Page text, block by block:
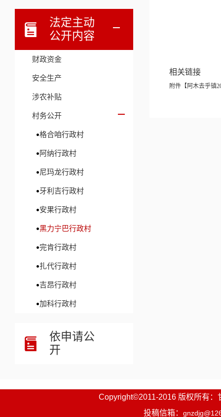
法定主动
公开内容
财政资金
安全生产
涉农补贴
村务公开
格合咱行政村
阿纳行政村
尼玛龙行政村
牙利吉行政村
安果行政村
黑力宁巴行政村
完肯行政村
扎代行政村
吉昂行政村
加科行政村
依申请公
开
相关链接
附件【 阿木去乎镇
Copyright©2011-2016 版权所有：
投稿信箱：